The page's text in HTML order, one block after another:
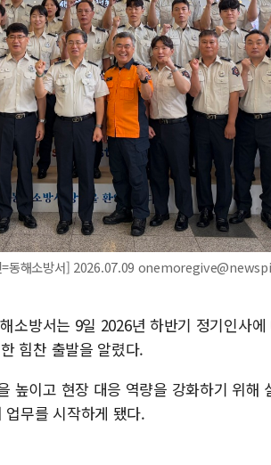
=동해소방서] 2026.07.09
소방서는 9일 2026년 하반기 정기인사
힘찬 출발을 알렸다.
높이고 현장 대응 역량을 강화하기 위해
무를 시작하게 됐다.